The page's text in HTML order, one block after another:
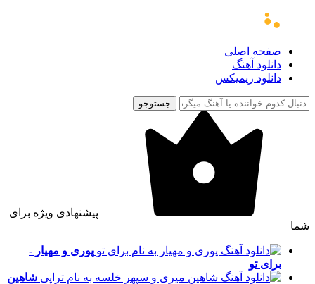
صفحه اصلی
دانلود آهنگ
دانلود ریمیکس
جستوجو
پیشنهادی ویژه برای
شما
پوری و مهیار -
برای تو
شاهین